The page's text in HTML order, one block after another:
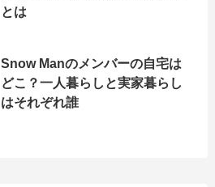
とは
Snow Manのメンバーの自宅は
どこ？一人暮らしと実家暮らし
はそれぞれ誰